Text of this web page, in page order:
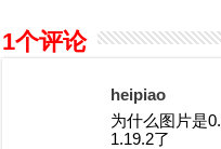
1个评论
heipiao
为什么图片是
1.19.2了